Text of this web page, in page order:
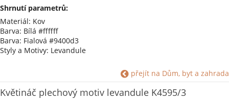
Shrnutí parametrů:
Materiál: Kov
Barva: Bílá #ffffff
Barva: Fialová #9400d3
Styly a Motivy: Levandule
přejít na Dům, byt a zahrada
Květináč plechový motiv levandule K4595/3